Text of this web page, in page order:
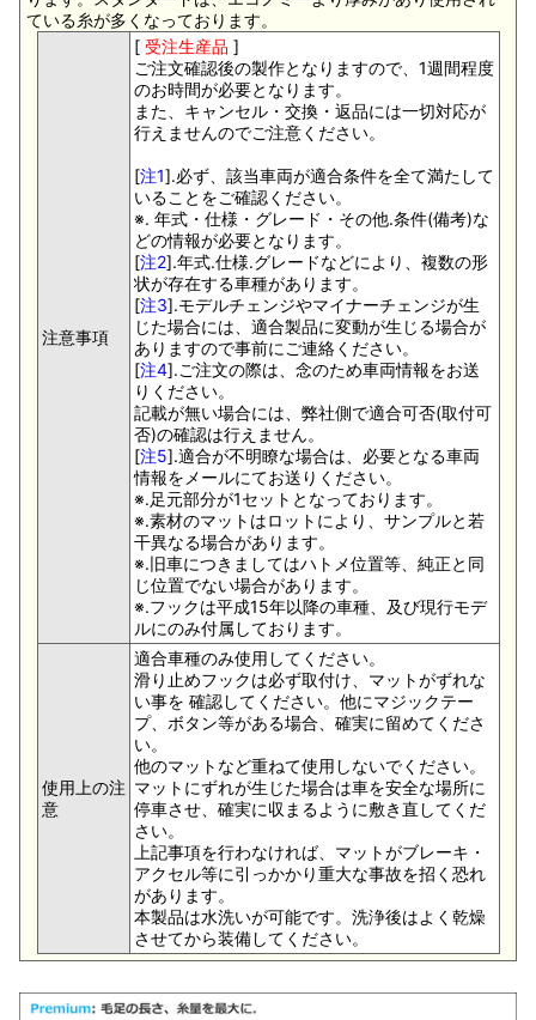
ている糸が多くなっております。
注意事項
[ 受注生産品 ]
ご注文確認後の製作となりますので、1週間程度
のお時間が必要となります。
また、キャンセル・交換・返品には一切対応が
行えませんのでご注意ください。
[注1].必ず、該当車両が適合条件を全て満たして
いることをご確認ください。
※. 年式・仕様・グレード・その他.条件(備考)な
どの情報が必要となります。
[注2].年式.仕様.グレードなどにより、複数の形
状が存在する車種があります。
[注3].モデルチェンジやマイナーチェンジが生
じた場合には、適合製品に変動が生じる場合が
ありますので事前にご連絡ください。
[注4].ご注文の際は、念のため車両情報をお送
りください。
記載が無い場合には、弊社側で適合可否(取付可
否)の確認は行えません。
[注5].適合が不明瞭な場合は、必要となる車両
情報をメールにてお送りください。
※.足元部分が1セットとなっております。
※.素材のマットはロットにより、サンプルと若
干異なる場合があります。
※.旧車につきましてはハトメ位置等、純正と同
じ位置でない場合があります。
※.フックは平成15年以降の車種、及び現行モデ
ルにのみ付属しております。
使用上の注
意
適合車種のみ使用してください。
滑り止めフックは必ず取付け、マットがずれな
い事を 確認してください。他にマジックテー
プ、ボタン等がある場合、確実に留めてくださ
い。
他のマットなど重ねて使用しないでください。
マットにずれが生じた場合は車を安全な場所に
停車させ、確実に収まるように敷き直してくだ
さい。
上記事項を行わなければ、マットがブレーキ・
アクセル等に引っかかり重大な事故を招く恐れ
があります。
本製品は水洗いが可能です。洗浄後はよく乾燥
させてから装備してください。